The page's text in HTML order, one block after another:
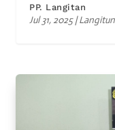
PP. Langitan
Jul 31, 2025|